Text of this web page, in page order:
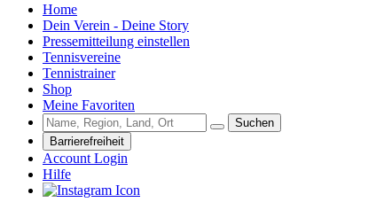
Home
Dein Verein - Deine Story
Pressemitteilung einstellen
Tennisvereine
Tennistrainer
Shop
Meine Favoriten
Suchen
Barrierefreiheit
Account Login
Hilfe